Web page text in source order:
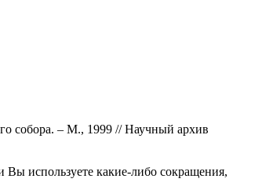
собора. – М., 1999 // Научный архив
используете какие-либо сокращения,